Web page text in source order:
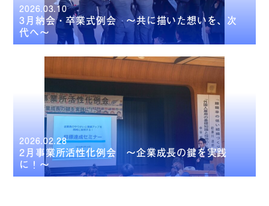
2026.03.10
3月納会・卒業式例会 ～共に描いた想いを、次
代へ～
2026.02.28
2月事業所活性化例会 ～企業成長の鍵を実践
に！～